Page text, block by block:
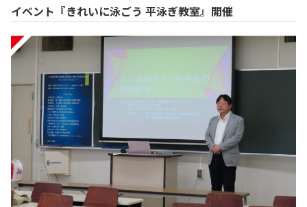
イベント『きれいに泳ごう 平泳ぎ教室』開催